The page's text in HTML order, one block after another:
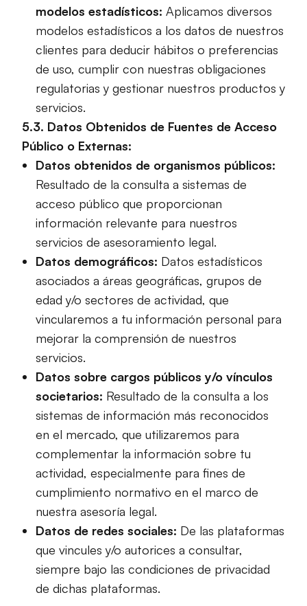
modelos estadísticos: Aplicamos diversos
modelos estadísticos a los datos de nuestros
clientes para deducir hábitos o preferencias
de uso, cumplir con nuestras obligaciones
regulatorias y gestionar nuestros productos y
servicios.
5.3. Datos Obtenidos de Fuentes de Acceso
Público o Externas:
Datos obtenidos de organismos públicos:
Resultado de la consulta a sistemas de
acceso público que proporcionan
información relevante para nuestros
servicios de asesoramiento legal.
Datos demográficos: Datos estadísticos
asociados a áreas geográficas, grupos de
edad y/o sectores de actividad, que
vincularemos a tu información personal para
mejorar la comprensión de nuestros
servicios.
Datos sobre cargos públicos y/o vínculos
societarios: Resultado de la consulta a los
sistemas de información más reconocidos
en el mercado, que utilizaremos para
complementar la información sobre tu
actividad, especialmente para fines de
cumplimiento normativo en el marco de
nuestra asesoría legal.
Datos de redes sociales: De las plataformas
que vincules y/o autorices a consultar,
siempre bajo las condiciones de privacidad
de dichas plataformas.